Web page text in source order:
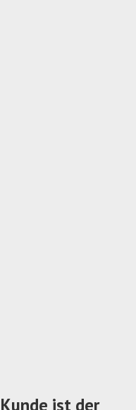
ist der